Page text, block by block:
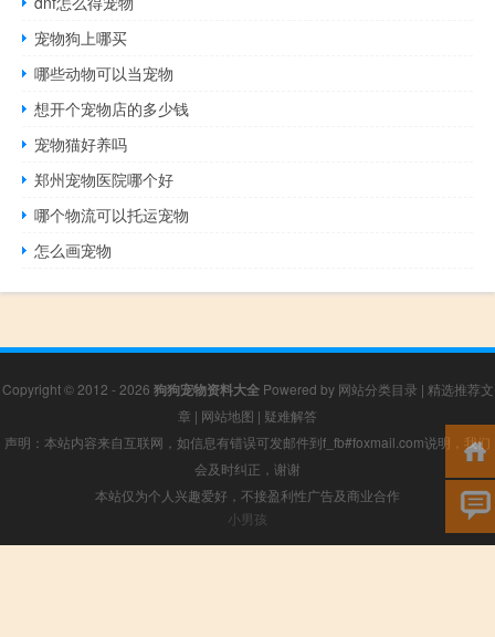
宠物狗上哪买
哪些动物可以当宠物
想开个宠物店的多少钱
宠物猫好养吗
郑州宠物医院哪个好
哪个物流可以托运宠物
怎么画宠物
Copyright © 2012 - 2026 狗狗宠物资料大全Powered by 网站分类目录 | 精选推荐文
章 | 网站地图 | 疑难解答
声明：本站内容来自互联网，如信息有错误可发邮件到f_fb#foxmail.com说明，我们
会及时纠正，谢谢
本站仅为个人兴趣爱好，不接盈利性广告及商业合作
小男孩